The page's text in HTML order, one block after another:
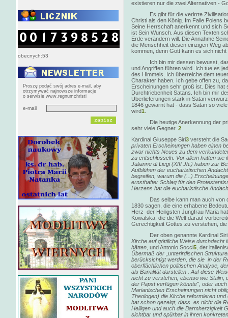
obecnych:53
Proszę podać swój adres e-mail, aby
otrzymywać najnowsze informacje
o serwisie www.regnumchristi
e-mail
existieren nur die zwei Alternativen -
Es gibt für die verirrte Zivilisation
Christi als den König. Im Falle Polens
Seine Herrschaft anerkennt und sich
ist Sein Wunsch. Aus diesen Texten
Erde verändern will. Die Annahme
die Menschheit diesen einzigen Weg
kommen, denn Gott kann es sich
Ich bin mir dessen bewusst, dass
und Angriffen führen wird. Ich tue es
des Himmels. Ich überreiche dem
Charakter haben. Ich gebe offen zu,
Erscheinungen sehr groß ist. Dies
Durchtriebenheit Satans. Ich bin mir
Überlieferungen stark in Satan
1846 gewarnt hat - dass Satan so
wird1
Die heutige Anerkennung der
sehr viele Gegner. 2
Kardinal Giuseppe Siri3 versteht die
privaten Erscheinungen haben einen
zwar nichts Neues zu dem
zu entschlüsseln. Vor allem hatten sie
Julianne di Liegi (XIII Jh.) haben zur
Aufblühen der eucharistischen
begreifen, warum die (...)
ernsthafter Schlag für den
Herzens hat die eucharistische
Das selbe kann man auch von der
1830 sagen, die eine erhabene
Herz der Heiligsten Jungfrau Maria
Kowalska, die die Welt darauf
Gerechtigkeit Gottes zu verstehen,
Der oben genannte Kardinal Siri
Kirche auf göttliche Weise
hätten , und Antonio Socci5 , der
Übermaß der „unterirdischen
berücksichtigt werden, die sie in der
oberflächlichen politischen Analyse,
als Banalität darstellen . Auf diese
nicht zu verstehen, ebenso wie Stalin,
der Papst verfügen könnte", oder
Marianischen Erscheinungen nicht
Theologen) die Kirche reformieren
hat schon gezeigt, dass es nicht die
Heiligen und auch die
sichtbar und spürbar in ihren